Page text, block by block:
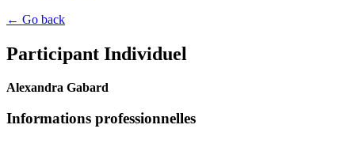
← Go back
Participant Individuel
Alexandra Gabard
Informations professionnelles